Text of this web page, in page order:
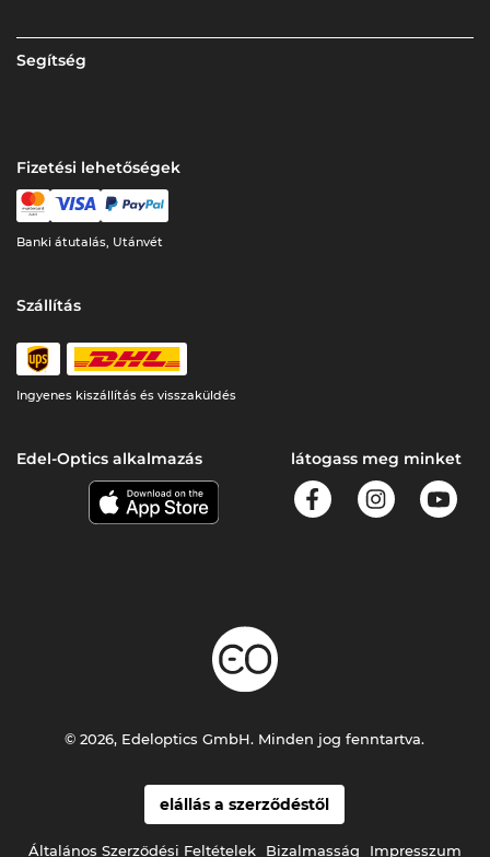
Segítség
Fizetési lehetőségek
Banki átutalás, Utánvét
Szállítás
Ingyenes kiszállítás és visszaküldés
Edel-Optics alkalmazás látogass meg minket
elállás a szerződéstől
Általános Szerződési Feltételek Bizalmasság Impresszum
© 2026, Edeloptics GmbH. Minden jog fenntartva.